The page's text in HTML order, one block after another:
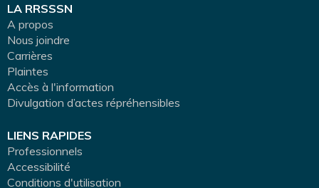
LA RRSSSN
A propos
Nous joindre
Carrières
Plaintes
Accès à l'information
Divulgation d’actes répréhensibles
LIENS RAPIDES
Professionnels
Accessibilité
Conditions d'utilisation